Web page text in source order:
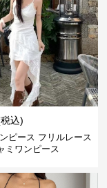
込)
ピース フリルレース
ミワンピース